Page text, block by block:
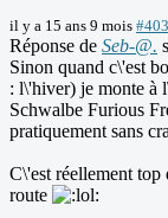
il y a 15 ans 9 mois
Réponse de Seb-@.
Sinon quand c\'est
: l\'hiver) je monte à
Schwalbe Furious
pratiquement sans
C\'est réellement
route